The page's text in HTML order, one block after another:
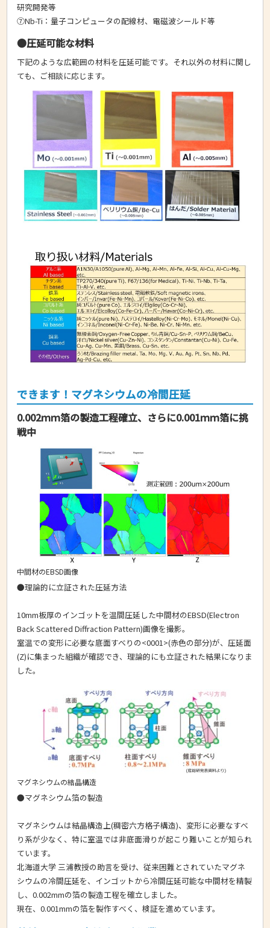
研究開発等
➆Nb-Ti：量子コンピュータの配線材、電磁波シールド等
●圧延可能な材料
下記のような広範囲の材料を圧延可能です。それ以外の材料に関し
ても、ご相談に応じます。
できます！マグネシウムの冷間圧延
0.002ｍｍ箔の製造工程確立、さらに0.001ｍｍ箔に挑
戦中
中間材のEBSD画像
●理論的に立証された圧延方法
10mm板厚のインゴットを温間圧延した中間材のEBSD(Electron
Back Scattered Diffraction Pattern)画像を撮影。
室温での変形に必要な底面すべりの<0001>(赤色の部分)が、圧延面
(Z)に集まった組織が確認でき、理論的にも立証された結果になりま
した。
マグネシウムの結晶構造
●マグネシウム箔の製造
マグネシウムは結晶構造上(稠密六方格子構造)、変形に必要なすべ
り系が少なく、特に室温では非底面滑りが起こり難いことが知られ
ています。
北海道大学 三浦教授の助言を受け、従来困難とされていたマグネ
シウムの冷間圧延を、インゴットから冷間圧延可能な中間材を精製
し、0.002mmの箔の製造工程を確立しました。
現在、0.001mmの箔を製作すべく、検証を進めています。